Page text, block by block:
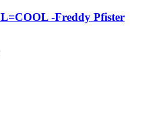
-Freddy Pfister